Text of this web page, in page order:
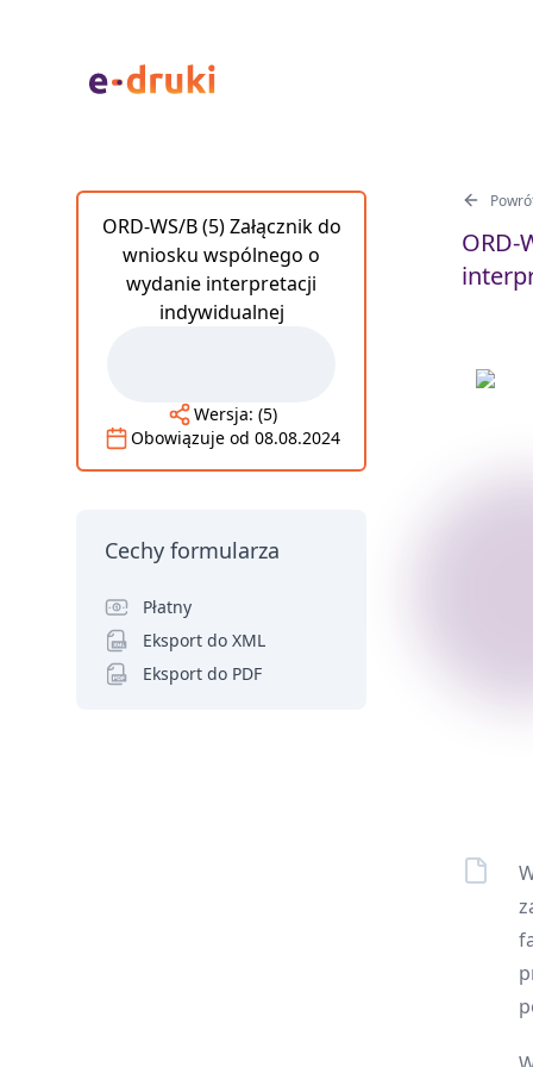
ORD-
ORD-WS/B (5) Załącznik do
wniosku wspólnego o
wydanie interpretacji
indywidualnej
Wersja: (5)
Obowiązuje od 08.08.2024
Cechy formularza
Płatny
Eksport do XML
Eksport do PDF